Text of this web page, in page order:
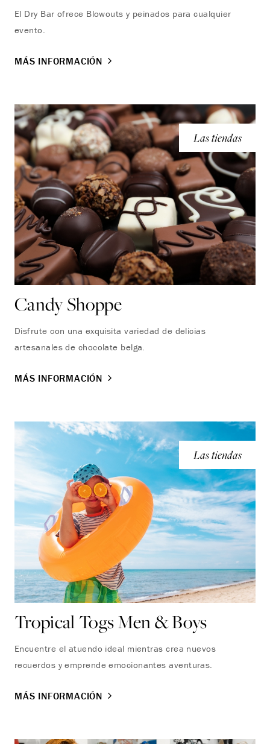
El Dry Bar ofrece Blowouts y peinados para cualquier
evento.
MÁS INFORMACIÓN
Las tiendas
Candy Shoppe
Disfrute con una exquisita variedad de delicias
artesanales de chocolate belga.
MÁS INFORMACIÓN
Las tiendas
Tropical Togs Men & Boys
Encuentre el atuendo ideal mientras crea nuevos
recuerdos y emprende emocionantes aventuras.
MÁS INFORMACIÓN